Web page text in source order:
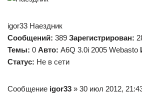
igor33 Наездник
Сообщений: 389 Зарегистрирован:
Темы: 0 Авто: A6Q 3.0i 2005 Webasto
Статус: Не в сети
Сообщение igor33 » 30 июл 2012,